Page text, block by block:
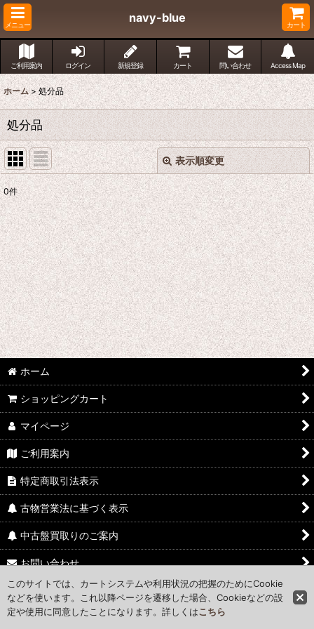
メニュー
navy-blue
カート
ご利用案内 ログイン 新規登録 カート 問い合わせ Access Map
ホーム > 処分品
処分品
表示順変更
表示数:
並び順:
絞り込む
閉じる
0件
ホーム
ショッピングカート
マイページ
ご利用案内
特定商取引法表示
古物営業法に基づく表示
中古盤買取りのご案内
お問い合わせ
Access Map
このサイトでは、カートシステムや利用状況の把握のためにCookie
などを使います。これ以降ページを遷移した場合、Cookieなどの設
定や使用に同意したことになります。詳しくはこちら